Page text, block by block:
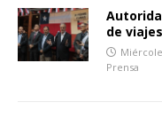
de
Prensa